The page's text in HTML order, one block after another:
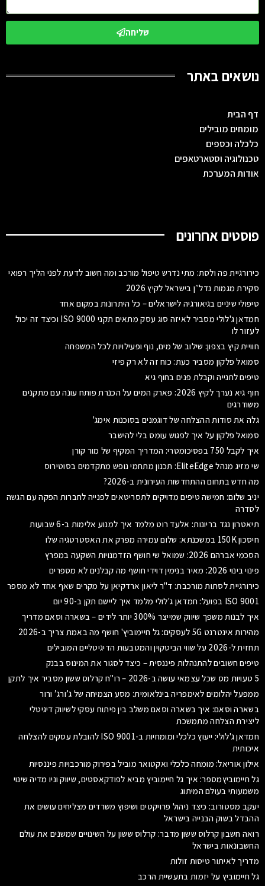
שליחה
נושאים באתר
דף הבית
מומחים מובילים
כלכלה וכספים
טכנולוגיה וסטארטאפים
אודות המערכת
פוסטים אחרונים
כירורגיית פה ולסת: מתי נדרש טיפול מורכב ומה חשוב לדעת לפני הליך רפואי
סקירת מגמות נדל״ן בישראל לקיץ 2026
טיפולי שיניים בגיאורגיה לישראלים – כל היתרונות במקום אחד
חמדאן ג'לולי מסביר לאיזה סוג עסק מתאים תקני ISO 9000 וכיצד זה יכול
לעזור לו
חוויית קיץ בצפון: שילוב של מים, נוף ופעילויות לכל המשפחה
סמואל פלקון מסביר כעת: כוח זה לא רק פיזי
טיפים לחנייה וקבלת פנים בחוף גיא
חוף גיא נערך לקיץ 2026: פארק המים על הכנרת פותח עונה עם מתקנים
משודרגים
גלה את סודות ההצלחה של דוגמנים בסוכנות אימג'
סמואל פלקון על איך לפגוש עומס בלי להישבר
איך לקבל 750 בפסיכומטרי: המדריך המקיף של מור קורן
שי מזיג מנהל EliteEdge: תכנון מתחמי נופש מתקדמים בסוטירוס
מה חדש בתחום ההתחדשות העירונית ב-2026?
יניב שלום: חמישה טיפים מדויקים לתסריטאים לפנייה לחברות הפקה עם הגשה
לסדרה
תיאטרון נגד בריונות: אלעד רוט מלמד איך למנוע אלימות ב-6 שבועות
חיסכון 150K במשכנתא: שלום עמירה מפרק את האסטרטגיה שלו
הסכמי אברהם 2026: שמואל שי חושף הזדמנויות השקעה במפרץ
פינוי בינוי 2026: מאיר בנימין דוידי חושף מה קבלנים לא מספרים
כירורגיית לסתות מורכבת: ד"ר ליאון ארדקיאן על מקרים שאף אחד לא מספר
ISO 9001 בפועל: חמדאן ג'לולי מלמד איך ליישם תקן ב-90 יום
איך לבנות משפך שיווק שמייצר 300% יותר לידים – בשארה וסאם מדריך
מהירות אינטרנט 5G לעסקים: גל חיימוביץ' חושף מה באמת צריך ב-2026
תחזית ל-2026 על שווי הביטקוין והמטבעות הדיגיטליים המובילים
טיפים חשובים להתנהלות פיננסית – כיצד לסגור את המינוס בבנק
5 טעויות מס שכל עצמאי עושה ב-2026 – רו"ח קרלוס ששון מסביר איך לתקן
ממפעל יהלומים לאימפריה בינלאומית: מסע הצמיחה של ג’ורג’ ורור
בשארה וסאם: איך בשארה וסאם משלב בין פיתוח עסקי לשיווק דיגיטלי
ליצירת הצלחה מתמשכת
חמדאן ג'לולי: ייעוץ כלכלי ומומחיות ב-ISO 9001 להובלת עסקים להצלחה
איכותית
אילון אוריאל: מומחה כלכלי ואקטואר מוביל בפירוק מורכבויות פיננסיות
גל חיימוביץמספר: איך גל חיימוביץ מביא לפודקאסטים, שיווק וניו מדיה שינוי
משמעותי בעולם המיתוג
יעקב מסטורוב: כיצד ניהול פרויקטים ושיפוץ משרדים מצליחים עושים את
ההבדל בשוק הבנייה בישראל
רואה חשבון קרלוס ששון מדבר: קרלוס ששון על השינויים שמשנים את עולם
החשבונאות בישראל
מדריך לאיתור טיסות זולות
גל חיימוביץ על יזמות בתעשיית הרכב